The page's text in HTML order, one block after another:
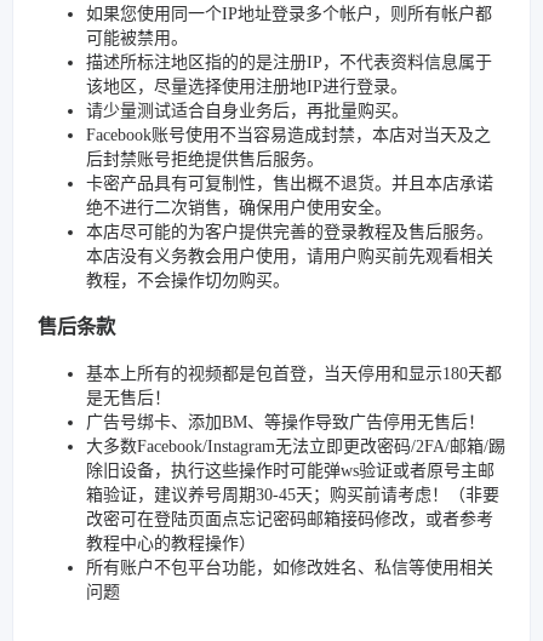
如果您使用同一个IP地址登录多个帐户，则所有帐户都
可能被禁用。
描述所标注地区指的的是注册IP，不代表资料信息属于
该地区，尽量选择使用注册地IP进行登录。
请少量测试适合自身业务后，再批量购买。
Facebook账号使用不当容易造成封禁，本店对当天及之
后封禁账号拒绝提供售后服务。
卡密产品具有可复制性，售出概不退货。并且本店承诺
绝不进行二次销售，确保用户使用安全。
本店尽可能的为客户提供完善的登录教程及售后服务。
本店没有义务教会用户使用，请用户购买前先观看相关
教程，不会操作切勿购买。
售后条款
基本上所有的视频都是包首登，当天停用和显示180天都
是无售后！
广告号绑卡、添加BM、等操作导致广告停用无售后！
大多数Facebook/Instagram无法立即更改密码/2FA/邮箱/踢
除旧设备，执行这些操作时可能弹ws验证或者原号主邮
箱验证，建议养号周期30-45天；购买前请考虑！（非要
改密可在登陆页面点忘记密码邮箱接码修改，或者参考
教程中心的教程操作）
所有账户不包平台功能，如修改姓名、私信等使用相关
问题